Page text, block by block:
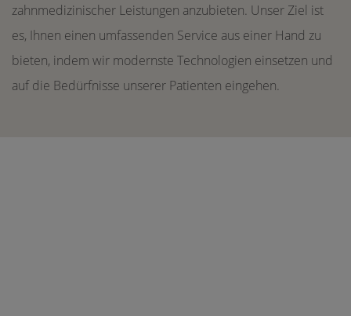
zahnmedizinischer Leistungen anzubieten. Unser Ziel ist
es, Ihnen einen umfassenden Service aus einer Hand zu
bieten, indem wir modernste Technologien einsetzen und
auf die Bedürfnisse unserer Patienten eingehen.